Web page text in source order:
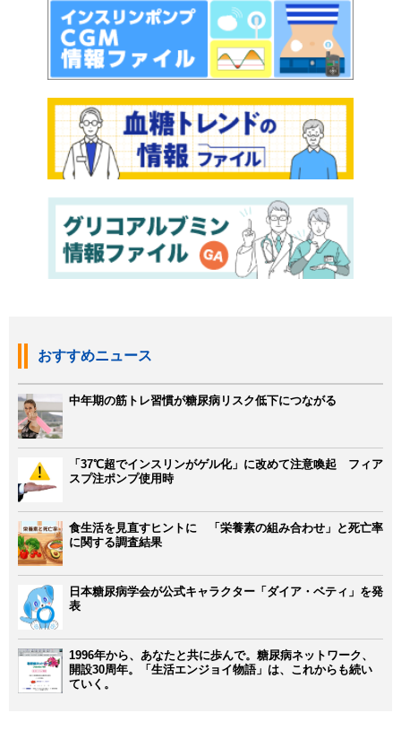
おすすめニュース
中年期の筋トレ習慣が糖尿病リスク低下につながる
「37℃超でインスリンがゲル化」に改めて注意喚起 フィア
スプ注ポンプ使用時
食生活を見直すヒントに 「栄養素の組み合わせ」と死亡率
に関する調査結果
日本糖尿病学会が公式キャラクター「ダイア・ベティ」を発
表
1996年から、あなたと共に歩んで。糖尿病ネットワーク、
開設30周年。「生活エンジョイ物語」は、これからも続い
ていく。